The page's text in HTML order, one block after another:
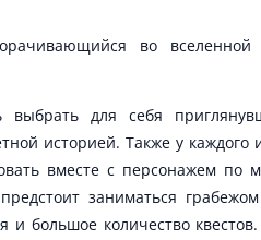
во
выбрать для себя
историей. Также у
вместе с персонажем по
заниматься
большое количество